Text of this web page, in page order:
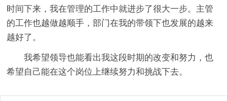
时间下来，我在管理的工作中就进步了很大一步。主管
的工作也越做越顺手，部门在我的带领下也发展的越来
越好了。
我希望领导也能看出我这段时期的改变和努力，也
希望自己能在这个岗位上继续努力和挑战下去。